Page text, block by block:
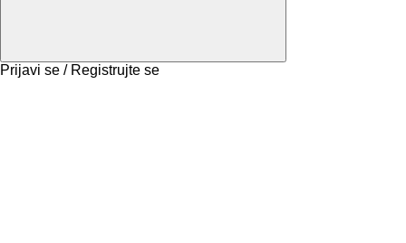
Prijavi se / Registrujte se